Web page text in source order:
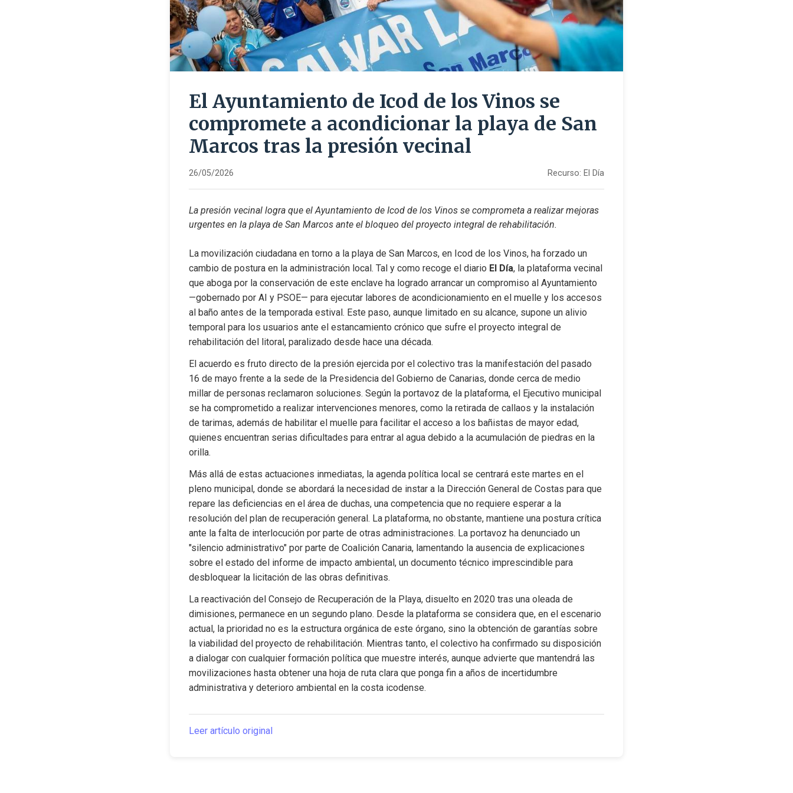
El Ayuntamiento de Icod de los Vinos se
compromete a acondicionar la playa de San
Marcos tras la presión vecinal
26/05/2026 Recurso: El Día
La presión vecinal logra que el Ayuntamiento de Icod de los Vinos se comprometa a realizar mejoras
urgentes en la playa de San Marcos ante el bloqueo del proyecto integral de rehabilitación.
La movilización ciudadana en torno a la playa de San Marcos, en Icod de los Vinos, ha forzado un
cambio de postura en la administración local. Tal y como recoge el diario El Día, la plataforma vecinal
que aboga por la conservación de este enclave ha logrado arrancar un compromiso al Ayuntamiento
—gobernado por AI y PSOE— para ejecutar labores de acondicionamiento en el muelle y los accesos
al baño antes de la temporada estival. Este paso, aunque limitado en su alcance, supone un alivio
temporal para los usuarios ante el estancamiento crónico que sufre el proyecto integral de
rehabilitación del litoral, paralizado desde hace una década.
El acuerdo es fruto directo de la presión ejercida por el colectivo tras la manifestación del pasado
16 de mayo frente a la sede de la Presidencia del Gobierno de Canarias, donde cerca de medio
millar de personas reclamaron soluciones. Según la portavoz de la plataforma, el Ejecutivo municipal
se ha comprometido a realizar intervenciones menores, como la retirada de callaos y la instalación
de tarimas, además de habilitar el muelle para facilitar el acceso a los bañistas de mayor edad,
quienes encuentran serias dificultades para entrar al agua debido a la acumulación de piedras en la
orilla.
Más allá de estas actuaciones inmediatas, la agenda política local se centrará este martes en el
pleno municipal, donde se abordará la necesidad de instar a la Dirección General de Costas para que
repare las deficiencias en el área de duchas, una competencia que no requiere esperar a la
resolución del plan de recuperación general. La plataforma, no obstante, mantiene una postura crítica
ante la falta de interlocución por parte de otras administraciones. La portavoz ha denunciado un
"silencio administrativo" por parte de Coalición Canaria, lamentando la ausencia de explicaciones
sobre el estado del informe de impacto ambiental, un documento técnico imprescindible para
desbloquear la licitación de las obras definitivas.
La reactivación del Consejo de Recuperación de la Playa, disuelto en 2020 tras una oleada de
dimisiones, permanece en un segundo plano. Desde la plataforma se considera que, en el escenario
actual, la prioridad no es la estructura orgánica de este órgano, sino la obtención de garantías sobre
la viabilidad del proyecto de rehabilitación. Mientras tanto, el colectivo ha confirmado su disposición
a dialogar con cualquier formación política que muestre interés, aunque advierte que mantendrá las
movilizaciones hasta obtener una hoja de ruta clara que ponga fin a años de incertidumbre
administrativa y deterioro ambiental en la costa icodense.
Leer artículo original